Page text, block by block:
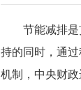
节能减排是贯
持的同时，通
机制，中央财